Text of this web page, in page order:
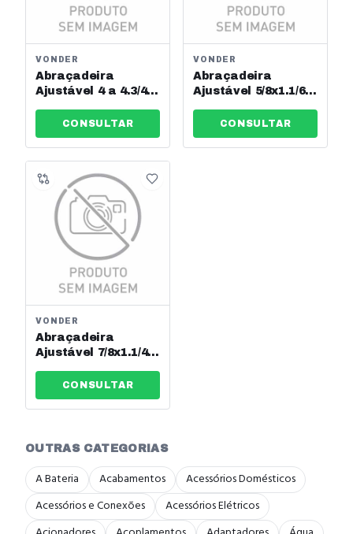
VONDER
Abraçadeira
Ajustável 4 a 4.3/4
2912102121
CONSULTAR
VONDER
Abraçadeira
Ajustável 5/8x1.1/6"
Ref: 2912401927
CONSULTAR
VONDER
Abraçadeira
Ajustável 7/8x1.1/4"
Ref: 2912502232
CONSULTAR
OUTRAS CATEGORIAS
A Bateria Acabamentos
Acessórios Domésticos
Acessórios e Conexões
Acessórios Elétricos